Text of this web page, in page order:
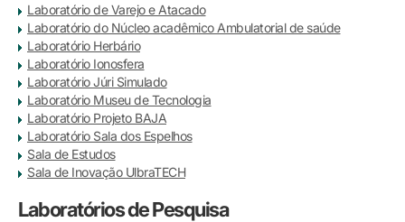
Laboratório de Varejo e Atacado
Laboratório do Núcleo acadêmico Ambulatorial de saúde
Laboratório Herbário
Laboratório Ionosfera
Laboratório Júri Simulado
Laboratório Museu de Tecnologia
Laboratório Projeto BAJA
Laboratório Sala dos Espelhos
Sala de Estudos
Sala de Inovação UlbraTECH
Laboratórios de Pesquisa